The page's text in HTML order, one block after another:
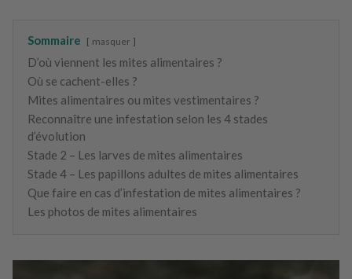
Sommaire masquer
D’où viennent les mites alimentaires ?
Où se cachent-elles ?
Mites alimentaires ou mites vestimentaires ?
Reconnaître une infestation selon les 4 stades
d’évolution
Stade 2 – Les larves de mites alimentaires
Stade 4 – Les papillons adultes de mites alimentaires
Que faire en cas d’infestation de mites alimentaires ?
Les photos de mites alimentaires